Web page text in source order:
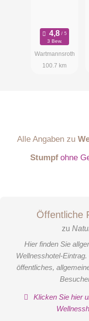
3 Bew.
Wartmannsroth
100.7 km
Alle Angaben zu
Stumpf ohne
Öffentliche
zu
Hier finden Sie
Wellnesshotel-
öffentliches,
Klicken Sie hier